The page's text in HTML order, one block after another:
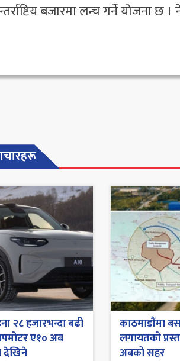
बजारमा लन्च गर्ने योजना
२८ हजारभन्दा बढी
ए१० अब
देखिने
काठमाडौंमा
लगायतको
अबको सहर